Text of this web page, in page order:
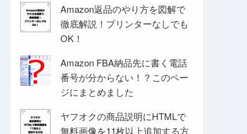
Amazon返品のやり方を図解で
徹底解説！プリンターなしでも
OK！
Amazon FBA納品先に書く電話
番号が分からない！？このペー
ジにまとめました
ヤフオクの商品説明にHTMLで
無料画像を11枚以上追加する方